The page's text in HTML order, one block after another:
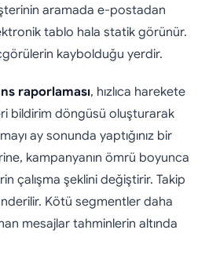
aramada e-postadan
tablo hala statik görünür.
kaybolduğu yerdir.
raporlaması, hızlıca harekete
bildirim döngüsü oluşturarak
ay sonunda yaptığınız bir
kampanyanın ömrü boyunca
çalışma şeklini değiştirir. Takip
Kötü segmentler daha
mesajlar tahminlerin altında